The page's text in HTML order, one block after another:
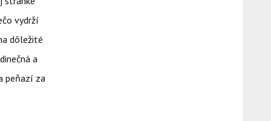
vydrží
dôležité
a
peňazí za